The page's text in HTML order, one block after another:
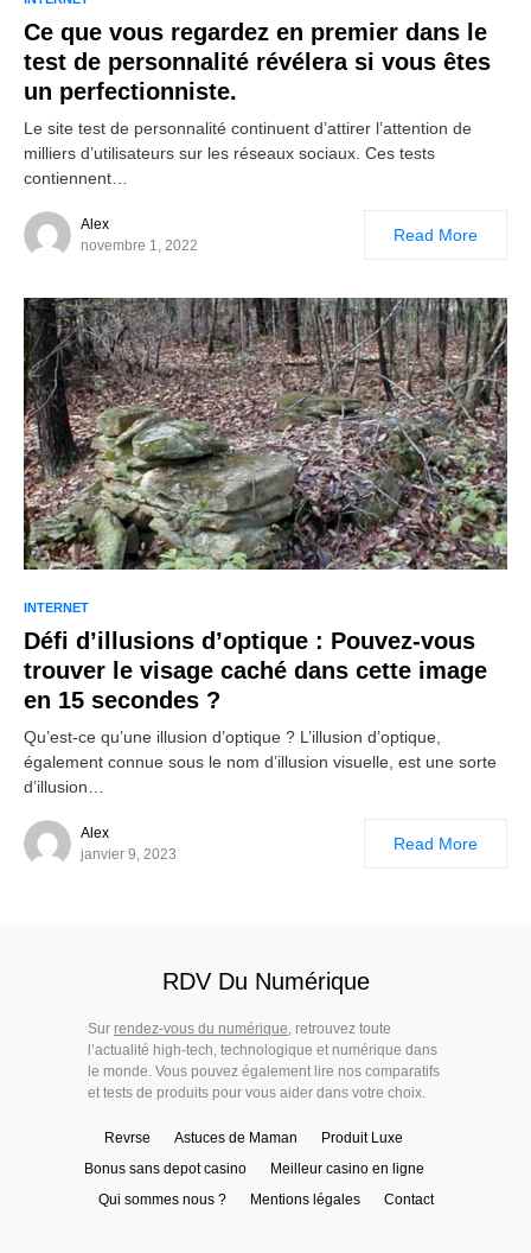
Ce que vous regardez en premier dans le
test de personnalité révélera si vous êtes
un perfectionniste.
Le site test de personnalité continuent d’attirer l’attention de
milliers d’utilisateurs sur les réseaux sociaux. Ces tests
contiennent…
Alex
novembre 1, 2022
Read More
INTERNET
Défi d’illusions d’optique : Pouvez-vous
trouver le visage caché dans cette image
en 15 secondes ?
Qu’est-ce qu’une illusion d’optique ? L’illusion d’optique,
également connue sous le nom d’illusion visuelle, est une sorte
d’illusion…
Alex
janvier 9, 2023
Read More
RDV Du Numérique
Sur rendez-vous du numérique, retrouvez toute
l’actualité high-tech, technologique et numérique dans
le monde. Vous pouvez également lire nos comparatifs
et tests de produits pour vous aider dans votre choix.
Revrse Astuces de Maman
Produit Luxe
Bonus sans depot casino
Meilleur casino en ligne
Qui sommes nous ?
Mentions légales Contact